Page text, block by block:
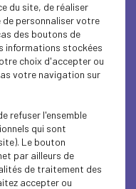
du site, de réaliser
personnaliser votre
des boutons de
informations stockées
choix d'accepter ou
votre navigation sur
refuser l'ensemble
qui sont
Le bouton
par ailleurs de
de traitement des
accepter ou